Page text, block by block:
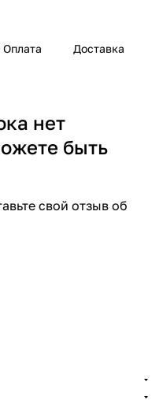
Оплата Доставка
нет
быть
свой отзыв об